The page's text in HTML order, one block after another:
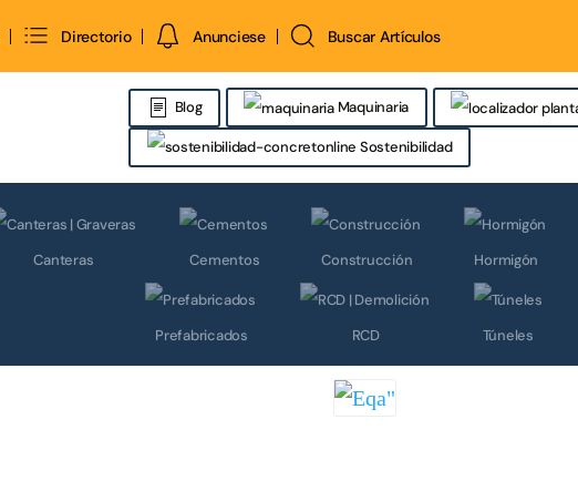
Directorio Anunciese Buscar Artículos
Blog Maquinaria
Sostenibilidad
Canteras Cementos Construcción Hormigón
Prefabricados RCD Túneles